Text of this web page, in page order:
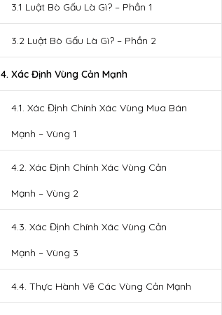
3.1 Luật Bò Gấu Là Gì? – Phần 1
3.2 Luật Bò Gấu Là Gì? – Phần 2
4. Xác Định Vùng Cản Mạnh
4.1. Xác Định Chính Xác Vùng Mua Bán
Mạnh – Vùng 1
4.2. Xác Định Chính Xác Vùng Cản
Mạnh – Vùng 2
4.3. Xác Định Chính Xác Vùng Cản
Mạnh – Vùng 3
4.4. Thực Hành Vẽ Các Vùng Cản Mạnh